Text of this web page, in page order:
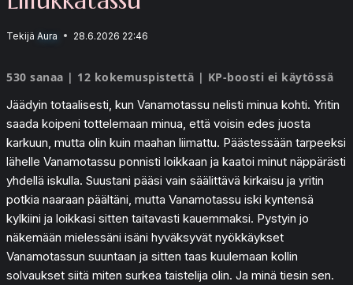
Tekijä Aura 28.6.2026 22:46
530 sanaa | 12 kokemuspistettä | KP-boosti ei käytössä
Jäädyin totaalisesti, kun Vanamotassu nelisti minua kohti. Yritin
saada koipeni tottelemaan minua, että voisin edes juosta
karkuun, mutta olin kuin maahan liimattu. Päästessään tarpeeksi
lähelle Vanamotassu ponnisti loikkaan ja kaatoi minut näppärästi
yhdellä iskulla. Suustani pääsi vain säälittävä kirkaisu ja yritin
potkia naaraan päältäni, mutta Vanamotassu iski kyntensä
kylkiini ja loikkasi sitten taitavasti kauemmaksi. Pystyin jo
näkemään mielessäni isäni hyväksyvät nyökkäykset
Vanamotassun suuntaan ja sitten taas kuulemaan kollin
solvaukset siitä miten surkea taistelija olin. Ja minä tiesin sen.